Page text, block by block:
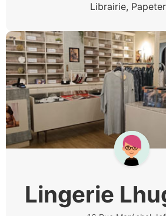
Librairie,
Lingerie